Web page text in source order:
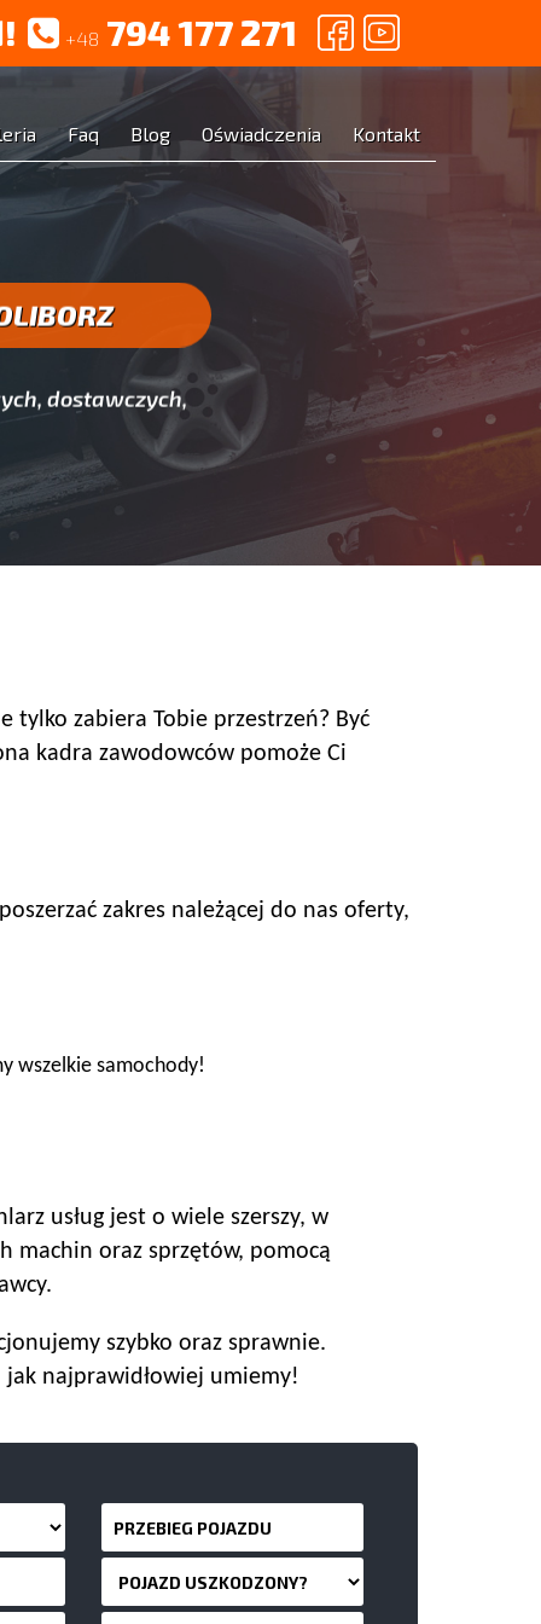
+48 794 177 271
Faq Blog Oświadczenia Kontakt
dostawczych,
tylko zabiera Tobie przestrzeń? Być
kadra zawodowców pomoże Ci
zakres należącej do nas oferty,
wszelkie samochody!
usług jest o wiele szerszy, w
machin oraz sprzętów, pomocą
szybko oraz sprawnie.
jak najprawidłowiej umiemy!